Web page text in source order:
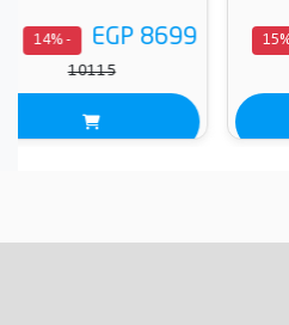
EGP 8699
- 14%
EGP
10115